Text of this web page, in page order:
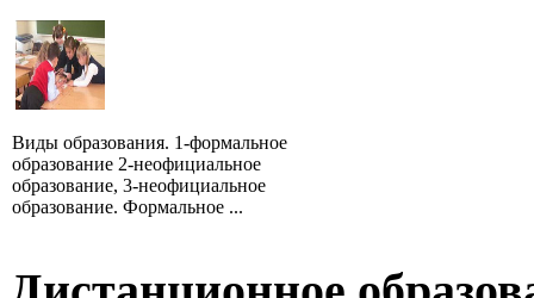
Виды образования. 1-формальное
образование 2-неофициальное
образование, 3-неофициальное
образование. Формальное ...